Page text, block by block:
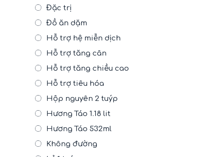
Đặc trị
Đồ ăn dặm
Hỗ trợ hệ miễn dịch
Hỗ trợ tăng cân
Hỗ trợ tăng chiều cao
Hỗ trợ tiêu hóa
Hộp nguyên 2 tuýp
Hương Táo 1.18 lit
Hương Táo 532ml
Không đường